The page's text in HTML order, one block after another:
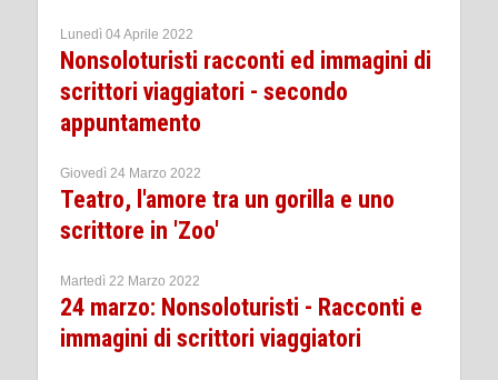
Lunedì 04 Aprile 2022
Nonsoloturisti racconti ed immagini di
scrittori viaggiatori - secondo
appuntamento
Giovedì 24 Marzo 2022
Teatro, l'amore tra un gorilla e uno
scrittore in 'Zoo'
Martedì 22 Marzo 2022
24 marzo: Nonsoloturisti - Racconti e
immagini di scrittori viaggiatori